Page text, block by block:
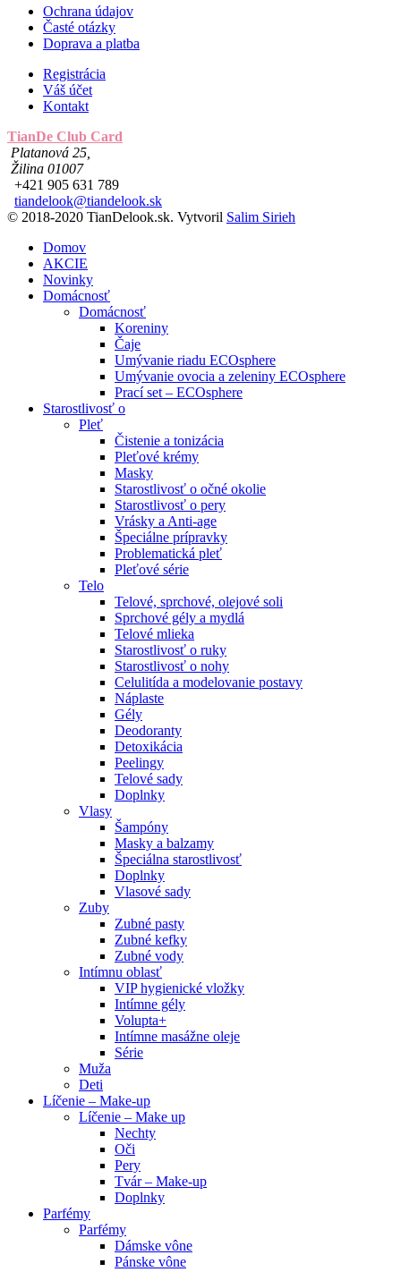
Ochrana údajov
Časté otázky
Doprava a platba
Registrácia
Váš účet
Kontakt
TianDe Club Card
Platanová 25,
Žilina 01007
+421 905 631 789
tiandelook@tiandelook.sk
© 2018-2020 TianDelook.sk. Vytvoril Salim Sirieh
Domov
AKCIE
Novinky
Domácnosť
Domácnosť
Koreniny
Čaje
Umývanie riadu ECOsphere
Umývanie ovocia a zeleniny ECOsphere
Prací set – ECOsphere
Starostlivosť o
Pleť
Čistenie a tonizácia
Pleťové krémy
Masky
Starostlivosť o očné okolie
Starostlivosť o pery
Vrásky a Anti-age
Špeciálne prípravky
Problematická pleť
Pleťové série
Telo
Telové, sprchové, olejové soli
Sprchové gély a mydlá
Telové mlieka
Starostlivosť o ruky
Starostlivosť o nohy
Celulitída a modelovanie postavy
Náplaste
Gély
Deodoranty
Detoxikácia
Peelingy
Telové sady
Doplnky
Vlasy
Šampóny
Masky a balzamy
Špeciálna starostlivosť
Doplnky
Vlasové sady
Zuby
Zubné pasty
Zubné kefky
Zubné vody
Intímnu oblasť
VIP hygienické vložky
Intímne gély
Volupta+
Intímne masážne oleje
Série
Muža
Deti
Líčenie – Make-up
Líčenie – Make up
Nechty
Oči
Pery
Tvár – Make-up
Doplnky
Parfémy
Parfémy
Dámske vône
Pánske vône